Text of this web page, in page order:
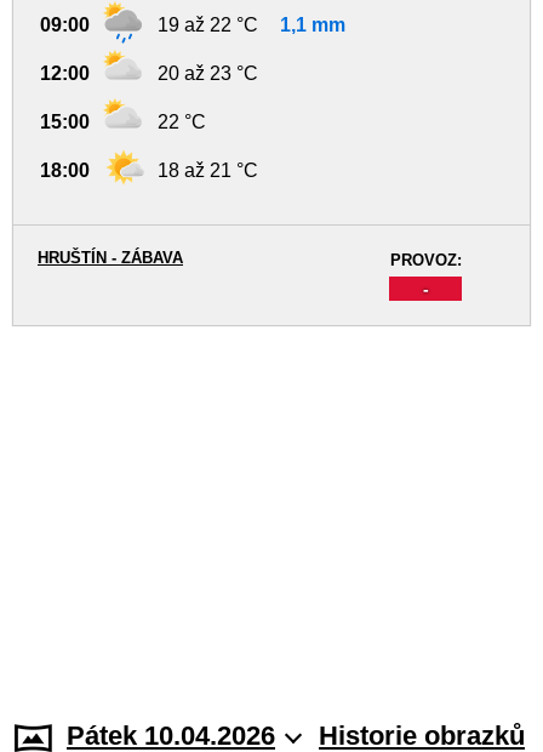
09:00 19 až 22 °C 1,1 mm
12:00 20 až 23 °C
15:00 22 °C
18:00 18 až 21 °C
PROVOZ:
-
HRUŠTÍN - ZÁBAVA
Pátek 10.04.2026 Historie obrazků